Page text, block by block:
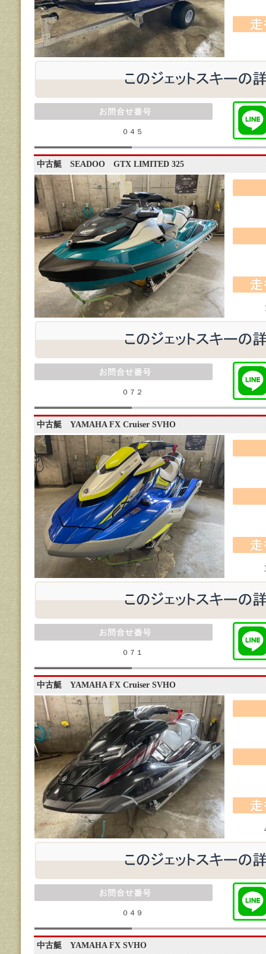
０４５
中古艇 SEADOO GTX LIMITED 325
０７２
中古艇 YAMAHA FX Cruiser SVHO
０７１
中古艇 YAMAHA FX Cruiser SVHO
０４９
中古艇 YAMAHA FX SVHO